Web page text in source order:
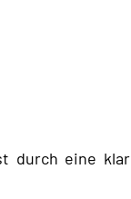
durch eine